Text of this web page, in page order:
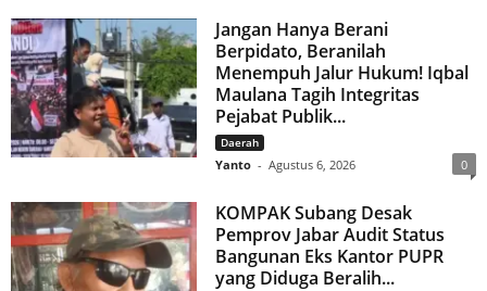
Jangan Hanya Berani
Berpidato, Beranilah
Menempuh Jalur Hukum! Iqbal
Maulana Tagih Integritas
Pejabat Publik...
Daerah
Yanto - Agustus 6, 2026 0
KOMPAK Subang Desak
Pemprov Jabar Audit Status
Bangunan Eks Kantor PUPR
yang Diduga Beralih...